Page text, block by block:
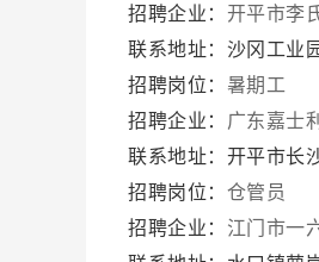
招聘企业： 开平市李
联系地址：沙冈工业
招聘岗位： 暑期工
招聘企业： 广东嘉士
联系地址：开平市长
招聘岗位： 仓管员
招聘企业： 江门市一